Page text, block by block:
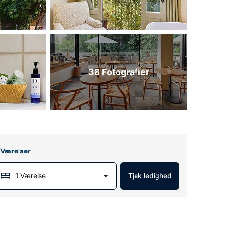
38 Fotografier
Værelser
1 Værelse Tjek ledighed